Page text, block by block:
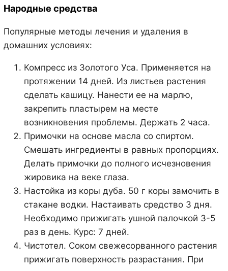
Народные средства
Популярные методы лечения и удаления в
домашних условиях:
Компресс из Золотого Уса. Применяется на
протяжении 14 дней. Из листьев растения
сделать кашицу. Нанести ее на марлю,
закрепить пластырем на месте
возникновения проблемы. Держать 2 часа.
Примочки на основе масла со спиртом.
Смешать ингредиенты в равных пропорциях.
Делать примочки до полного исчезновения
жировика на веке глаза.
Настойка из коры дуба. 50 г коры замочить в
стакане водки. Настаивать средство 3 дня.
Необходимо прижигать ушной палочкой 3-5
раз в день. Курс: 7 дней.
Чистотел. Соком свежесорванного растения
прижигать поверхность разрастания. При